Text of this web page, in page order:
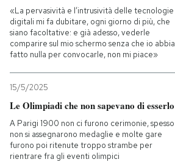
«La pervasività e l’intrusività delle tecnologie
digitali mi fa dubitare, ogni giorno di più, che
siano facoltative: e già adesso, vederle
comparire sul mio schermo senza che io abbia
fatto nulla per convocarle, non mi piace»
15/5/2025
Le Olimpiadi che non sapevano di esserlo
A Parigi 1900 non ci furono cerimonie, spesso
non si assegnarono medaglie e molte gare
furono poi ritenute troppo strambe per
rientrare fra gli eventi olimpici